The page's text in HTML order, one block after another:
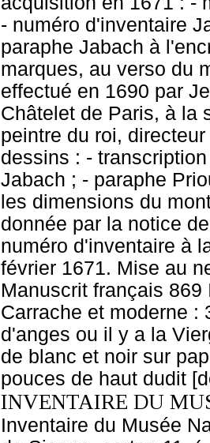
- numéro d'inventaire
paraphe Jabach à
marques, au verso du
effectué en 1690 par
Châtelet de Paris, à la
peintre du roi,
dessins : -
Jabach ; - paraphe
les dimensions du
donnée par la notice
numéro d'inventaire à
février 1671. Mise au
Manuscrit français
Carrache et moderne :
d'anges ou il y a la
de blanc et noir sur
pouces de haut dudit
INVENTAIRE DU
Inventaire du Musée